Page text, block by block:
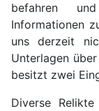
befahren
Informationen
uns derzeit
Unterlagen
besitzt zwei
Diverse